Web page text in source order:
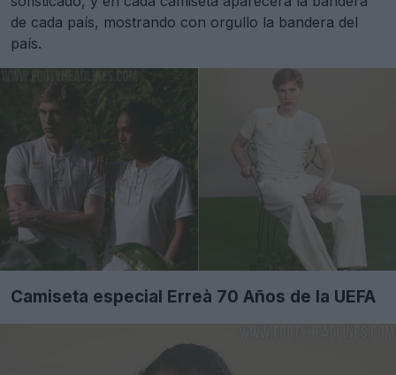
de cada país, mostrando con orgullo la bandera del
país.
Camiseta especial Erreà 70 Años de la UEFA